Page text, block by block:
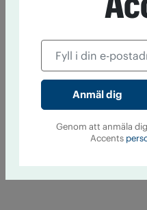
Genom att anmäla
Accents